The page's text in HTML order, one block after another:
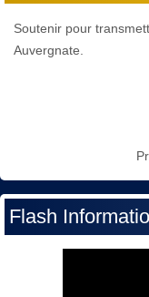
Soutenir pour
Auvergnate.
Flash